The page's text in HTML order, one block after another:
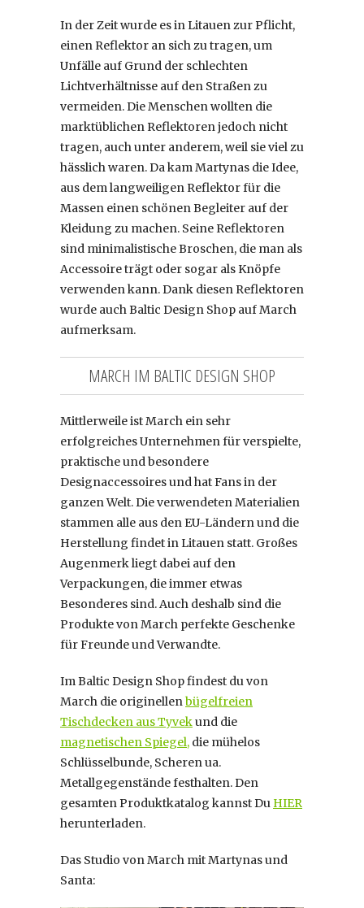
In der Zeit wurde es in Litauen zur Pflicht,
einen Reflektor an sich zu tragen, um
Unfälle auf Grund der schlechten
Lichtverhältnisse auf den Straßen zu
vermeiden. Die Menschen wollten die
marktüblichen Reflektoren jedoch nicht
tragen, auch unter anderem, weil sie viel zu
hässlich waren. Da kam Martynas die Idee,
aus dem langweiligen Reflektor für die
Massen einen schönen Begleiter auf der
Kleidung zu machen. Seine Reflektoren
sind minimalistische Broschen, die man als
Accessoire trägt oder sogar als Knöpfe
verwenden kann. Dank diesen Reflektoren
wurde auch Baltic Design Shop auf March
aufmerksam.
MARCH IM BALTIC DESIGN SHOP
Mittlerweile ist March ein sehr
erfolgreiches Unternehmen für verspielte,
praktische und besondere
Designaccessoires und hat Fans in der
ganzen Welt. Die verwendeten Materialien
stammen alle aus den EU-Ländern und die
Herstellung findet in Litauen statt. Großes
Augenmerk liegt dabei auf den
Verpackungen, die immer etwas
Besonderes sind. Auch deshalb sind die
Produkte von March perfekte Geschenke
für Freunde und Verwandte.
Im Baltic Design Shop findest du von
March die originellenbügelfreien
Tischdecken aus Tyvekund die
magnetischen Spiegel, die mühelos
Schlüsselbunde, Scheren ua.
Metallgegenstände festhalten. Den
gesamten Produktkatalog kannst Du HIER
herunterladen.
Das Studio von March mit Martynas und
Santa: